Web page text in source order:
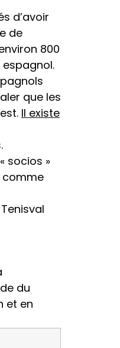
d’avoir
de
800
espagnol.
que les
Il existe
socios »
comme
du
et en